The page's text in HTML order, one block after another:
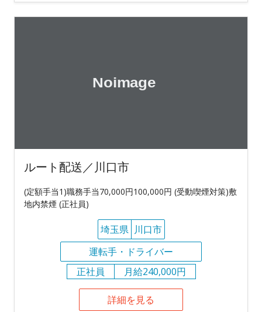
ルート配送／川口市
(定額手当1)職務手当70,000円100,000円 (受動喫煙対策)敷
地内禁煙 (正社員)
埼玉県 川口市
運転手・ドライバー
正社員
月給240,000円
詳細を見る